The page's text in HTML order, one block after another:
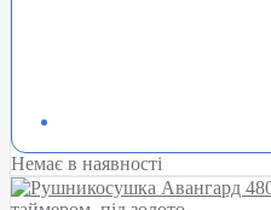
Немає в наявності